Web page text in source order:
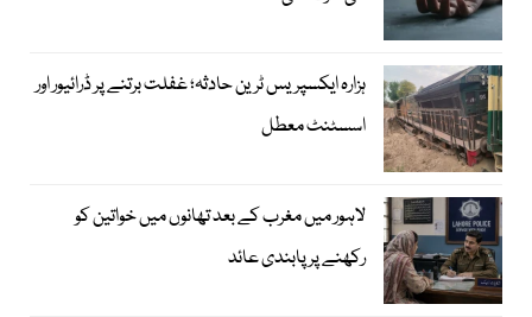
ہزارہ ایکسپریس ٹرین حادثہ؛ غفلت برتنے پر ڈرائیور اور
اسسٹنٹ معطل
لاہور میں مغرب کے بعد تھانوں میں خواتین کو
رکھنے پر پابندی عائد